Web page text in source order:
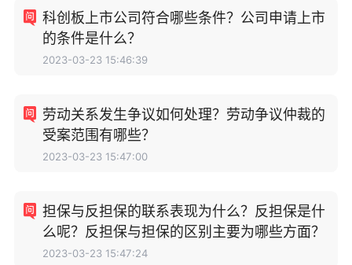
科创板上市公司符合哪些条件？公司申请上市
的条件是什么？
2023-03-23 15:46:39
劳动关系发生争议如何处理？劳动争议仲裁的
受案范围有哪些？
2023-03-23 15:47:00
担保与反担保的联系表现为什么？反担保是什
么呢？反担保与担保的区别主要为哪些方面？
2023-03-23 15:47:24